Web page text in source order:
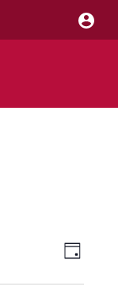
Viste
Viste
Giorno